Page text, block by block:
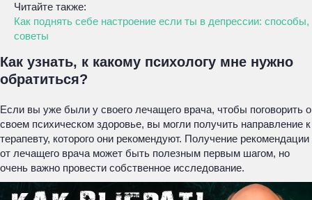
Читайте также:
Как поднять себе настроение если ты в депрессии: способы,
советы
Как узнать, к какому психологу мне нужно
обратиться?
Если вы уже были у своего лечащего врача, чтобы поговорить о
своем психическом здоровье, вы могли получить направление к
терапевту, которого они рекомендуют. Получение рекомендации
от лечащего врача может быть полезным первым шагом, но
очень важно провести собственное исследование.